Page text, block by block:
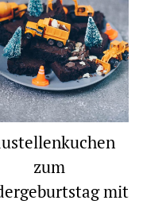
zum
mit